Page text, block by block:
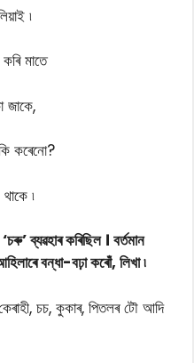
৷
কৰি মাতে
জাকে,
কৰেনো?
৷
ব্যৱহাৰ কৰিছিল । বর্তমান
বন্ধা-বঢ়া কৰোঁ, লিখা ৷
চচ, কুকাৰ, পিতলৰ টৌ আদি